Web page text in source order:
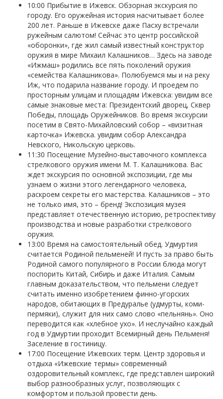
10:00 Прибытие в Ижевск. Обзорная экскурсия по
городу. Его оружейная история насчитывает более
200 лет. Раньше в Ижевске даже Пасху встречали
ружейным салютом! Сейчас это центр российской
«оборонки», где жил самый известный конструктор
оружия в мире Михаил Калашников… Здесь на заводе
«Ижмаш» родились все пять поколений оружия
«семейства Калашникова». Полюбуемся мы и на реку
Иж, что подарила название городу. И проедем по
просторным улицам и площадям Ижевска: увидим все
самые знаковые места: Президентский дворец, Сквер
Победы, площадь Оружейников. Во время экскурсии
посетим в Свято-Михайловский собор – «визитная
карточка» Ижевска. увидим собор Александра
Невского, Никольскую церковь.
11:30 Посещение Музейно-выставочного комплекса
стрелкового оружия имени М. Т. Калашникова. Вас
ждет экскурсия по основной экспозиции, где мы
узнаем о жизни этого легендарного человека,
раскроем секреты его мастерства. Калашников – это
не только имя, это – бренд! Экспозиция музея
представляет отечественную историю, ретроспективу
производства и новые разработки стрелкового
оружия.
13:00 Время на самостоятельный обед. Удмуртия
считается Родиной пельменей! И пусть за право быть
Родиной самого популярного в России блюда могут
поспорить Китай, Сибирь и даже Италия. Самым
главным доказательством, что пельмени следует
считать именно изобретением финно-угорских
народов, обитающих в Предуралье (удмурты, коми-
пермяки), служит для них само слово «пельнянь». Оно
переводится как «хлебное ухо». И неслучайно каждый
год в Удмуртии проходит Всемирный день Пельменя!
Заселение в гостиницу.
17:00 Посещение Ижевских терм. Центр здоровья и
отдыха «Ижевские термы» современный
оздоровительный комплекс, где представлен широкий
выбор разнообразных услуг, позволяющих с
комфортом и пользой провести день.